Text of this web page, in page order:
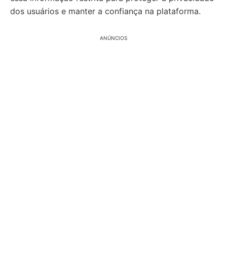
dos usuários e manter a confiança na plataforma.
ANÚNCIOS